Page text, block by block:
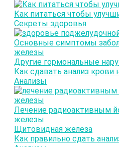
Как питаться чтобы
Секреты здоровья
Основные симптомы
железы
Другие гормональные
Как сдавать анализ крови
Анализы
Лечение радиоактивным
железы
Щитовидная железа
Как правильно сдать